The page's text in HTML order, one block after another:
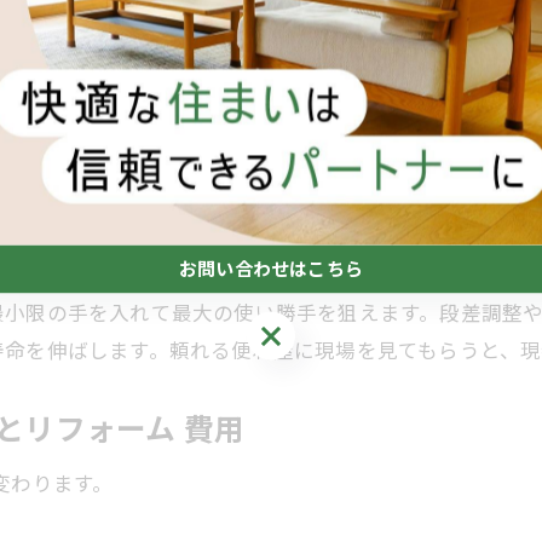
改善
ミドル丈を分ける
限の手を入れて最大の使い勝手を狙えます。段差調整
を伸ばします。頼れる便利屋に現場を見てもらうと、
リフォーム 費用
ります。
お問い合わせはこちら
お問い合わせはこちら